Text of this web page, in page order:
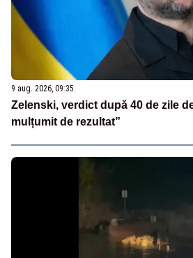
9 aug. 2026, 09:35
Zelenski, verdict după 40 de zile
mulțumit de rezultat”